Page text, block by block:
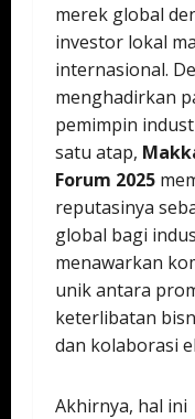
merek global
investor lokal
internasional.
menghadirkan
pemimpin
satu atap,
Forum 2025
reputasinya
global bagi
menawarkan
unik antara
keterlibatan
dan kolaborasi
Akhirnya, hal ini